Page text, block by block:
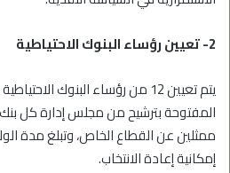
2- تعيين رؤساء البنوك الاحتياطية
يتم تعيين 12 من رؤساء البنوك
المفتوحة بترشيح من مجلس إدارة كل
ممثلين عن القطاع الخاص، وتبلغ مدة
إمكانية إعادة الانتخاب.